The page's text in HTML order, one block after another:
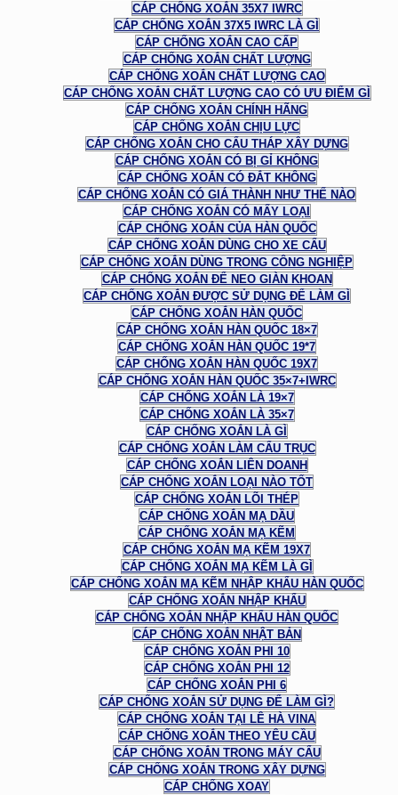
CÁP CHỐNG XOẮN 35X7 IWRC
CÁP CHỐNG XOẮN 37X5 IWRC LÀ GÌ
CÁP CHỐNG XOẮN CAO CẤP
CÁP CHỐNG XOẮN CHẤT LƯỢNG
CÁP CHỐNG XOẮN CHẤT LƯỢNG CAO
CÁP CHỐNG XOẮN CHẤT LƯỢNG CAO CÓ ƯU ĐIỂM GÌ
CÁP CHỐNG XOẮN CHÍNH HÃNG
CÁP CHỐNG XOẮN CHỊU LỰC
CÁP CHỐNG XOẮN CHO CẨU THÁP XÂY DỰNG
CÁP CHỐNG XOẮN CÓ BỊ GỈ KHÔNG
CÁP CHỐNG XOẮN CÓ ĐẮT KHÔNG
CÁP CHỐNG XOẮN CÓ GIÁ THÀNH NHƯ THẾ NÀO
CÁP CHỐNG XOẮN CÓ MẤY LOẠI
CÁP CHỐNG XOẮN CỦA HÀN QUỐC
CÁP CHỐNG XOẮN DÙNG CHO XE CẨU
CÁP CHỐNG XOẮN DÙNG TRONG CÔNG NGHIỆP
CÁP CHỐNG XOẮN ĐỂ NEO GIÀN KHOAN
CÁP CHỐNG XOẮN ĐƯỢC SỬ DỤNG ĐỂ LÀM GÌ
CÁP CHỐNG XOẮN HÀN QUỐC
CÁP CHỐNG XOẮN HÀN QUỐC 18×7
CÁP CHỐNG XOẮN HÀN QUỐC 19*7
CÁP CHỐNG XOẮN HÀN QUỐC 19X7
CÁP CHỐNG XOẮN HÀN QUỐC 35×7+IWRC
CÁP CHỐNG XOẮN LÀ 19×7
CÁP CHỐNG XOẮN LÀ 35×7
CÁP CHỐNG XOẮN LÀ GÌ
CÁP CHỐNG XOẮN LÀM CẨU TRỤC
CÁP CHỐNG XOẮN LIÊN DOANH
CÁP CHỐNG XOẮN LOẠI NÀO TỐT
CÁP CHỐNG XOẮN LÕI THÉP
CÁP CHỐNG XOẮN MẠ DẦU
CÁP CHỐNG XOẮN MẠ KẼM
CÁP CHỐNG XOẮN MẠ KẼM 19X7
CÁP CHỐNG XOẮN MẠ KẼM LÀ GÌ
CÁP CHỐNG XOẮN MẠ KẼM NHẬP KHẨU HÀN QUỐC
CÁP CHỐNG XOẮN NHẬP KHẨU
CÁP CHỐNG XOẮN NHẬP KHẨU HÀN QUỐC
CÁP CHỐNG XOẮN NHẬT BẢN
CÁP CHỐNG XOẮN PHI 10
CÁP CHỐNG XOẮN PHI 12
CÁP CHỐNG XOẮN PHI 6
CÁP CHỐNG XOẮN SỬ DỤNG ĐỂ LÀM GÌ?
CÁP CHỐNG XOẮN TẠI LÊ HÀ VINA
CÁP CHỐNG XOẮN THEO YÊU CẦU
CÁP CHỐNG XOẮN TRONG MÁY CẨU
CÁP CHỐNG XOẮN TRONG XÂY DỰNG
CÁP CHỐNG XOAY